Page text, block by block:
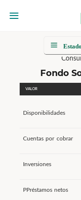
Fondo
VALOR
Disponibilidades
Cuentas por cobrar
Inversiones
PPréstamos netos